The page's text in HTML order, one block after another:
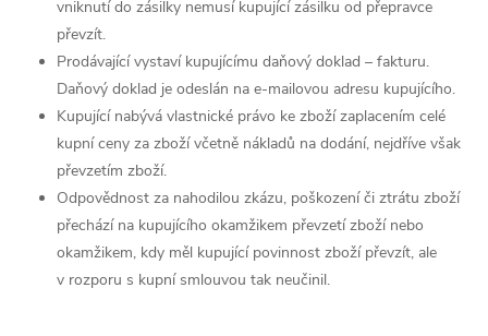
vniknutí do zásilky nemusí kupující zásilku od přepravce
převzít.
Prodávající vystaví kupujícímu daňový doklad – fakturu.
Daňový doklad je odeslán na e-mailovou adresu kupujícího.
Kupující nabývá vlastnické právo ke zboží zaplacením celé
kupní ceny za zboží včetně nákladů na dodání, nejdříve však
převzetím zboží.
Odpovědnost za nahodilou zkázu, poškození či ztrátu zboží
přechází na kupujícího okamžikem převzetí zboží nebo
okamžikem, kdy měl kupující povinnost zboží převzít, ale
v rozporu s kupní smlouvou tak neučinil.